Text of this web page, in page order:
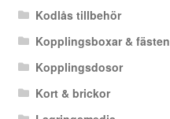
Kodlås tillbehör
Kopplingsboxar & fästen
Kopplingsdosor
Kort & brickor